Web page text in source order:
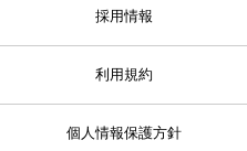
採用情報
利用規約
個人情報保護方針